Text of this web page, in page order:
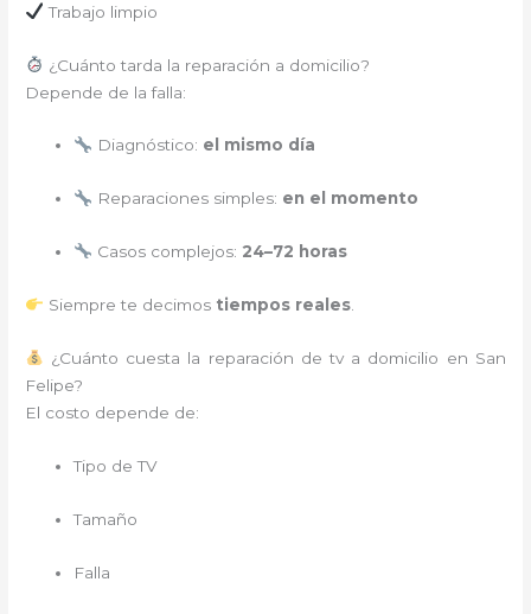
Trabajo limpio
¿Cuánto tarda la reparación a domicilio?
Depende de la falla:
Diagnóstico: el mismo día
Reparaciones simples: en el momento
Casos complejos: 24–72 horas
Siempre te decimos tiempos reales.
¿Cuánto cuesta la reparación de tv a domicilio en San
Felipe?
El costo depende de:
Tipo de TV
Tamaño
Falla